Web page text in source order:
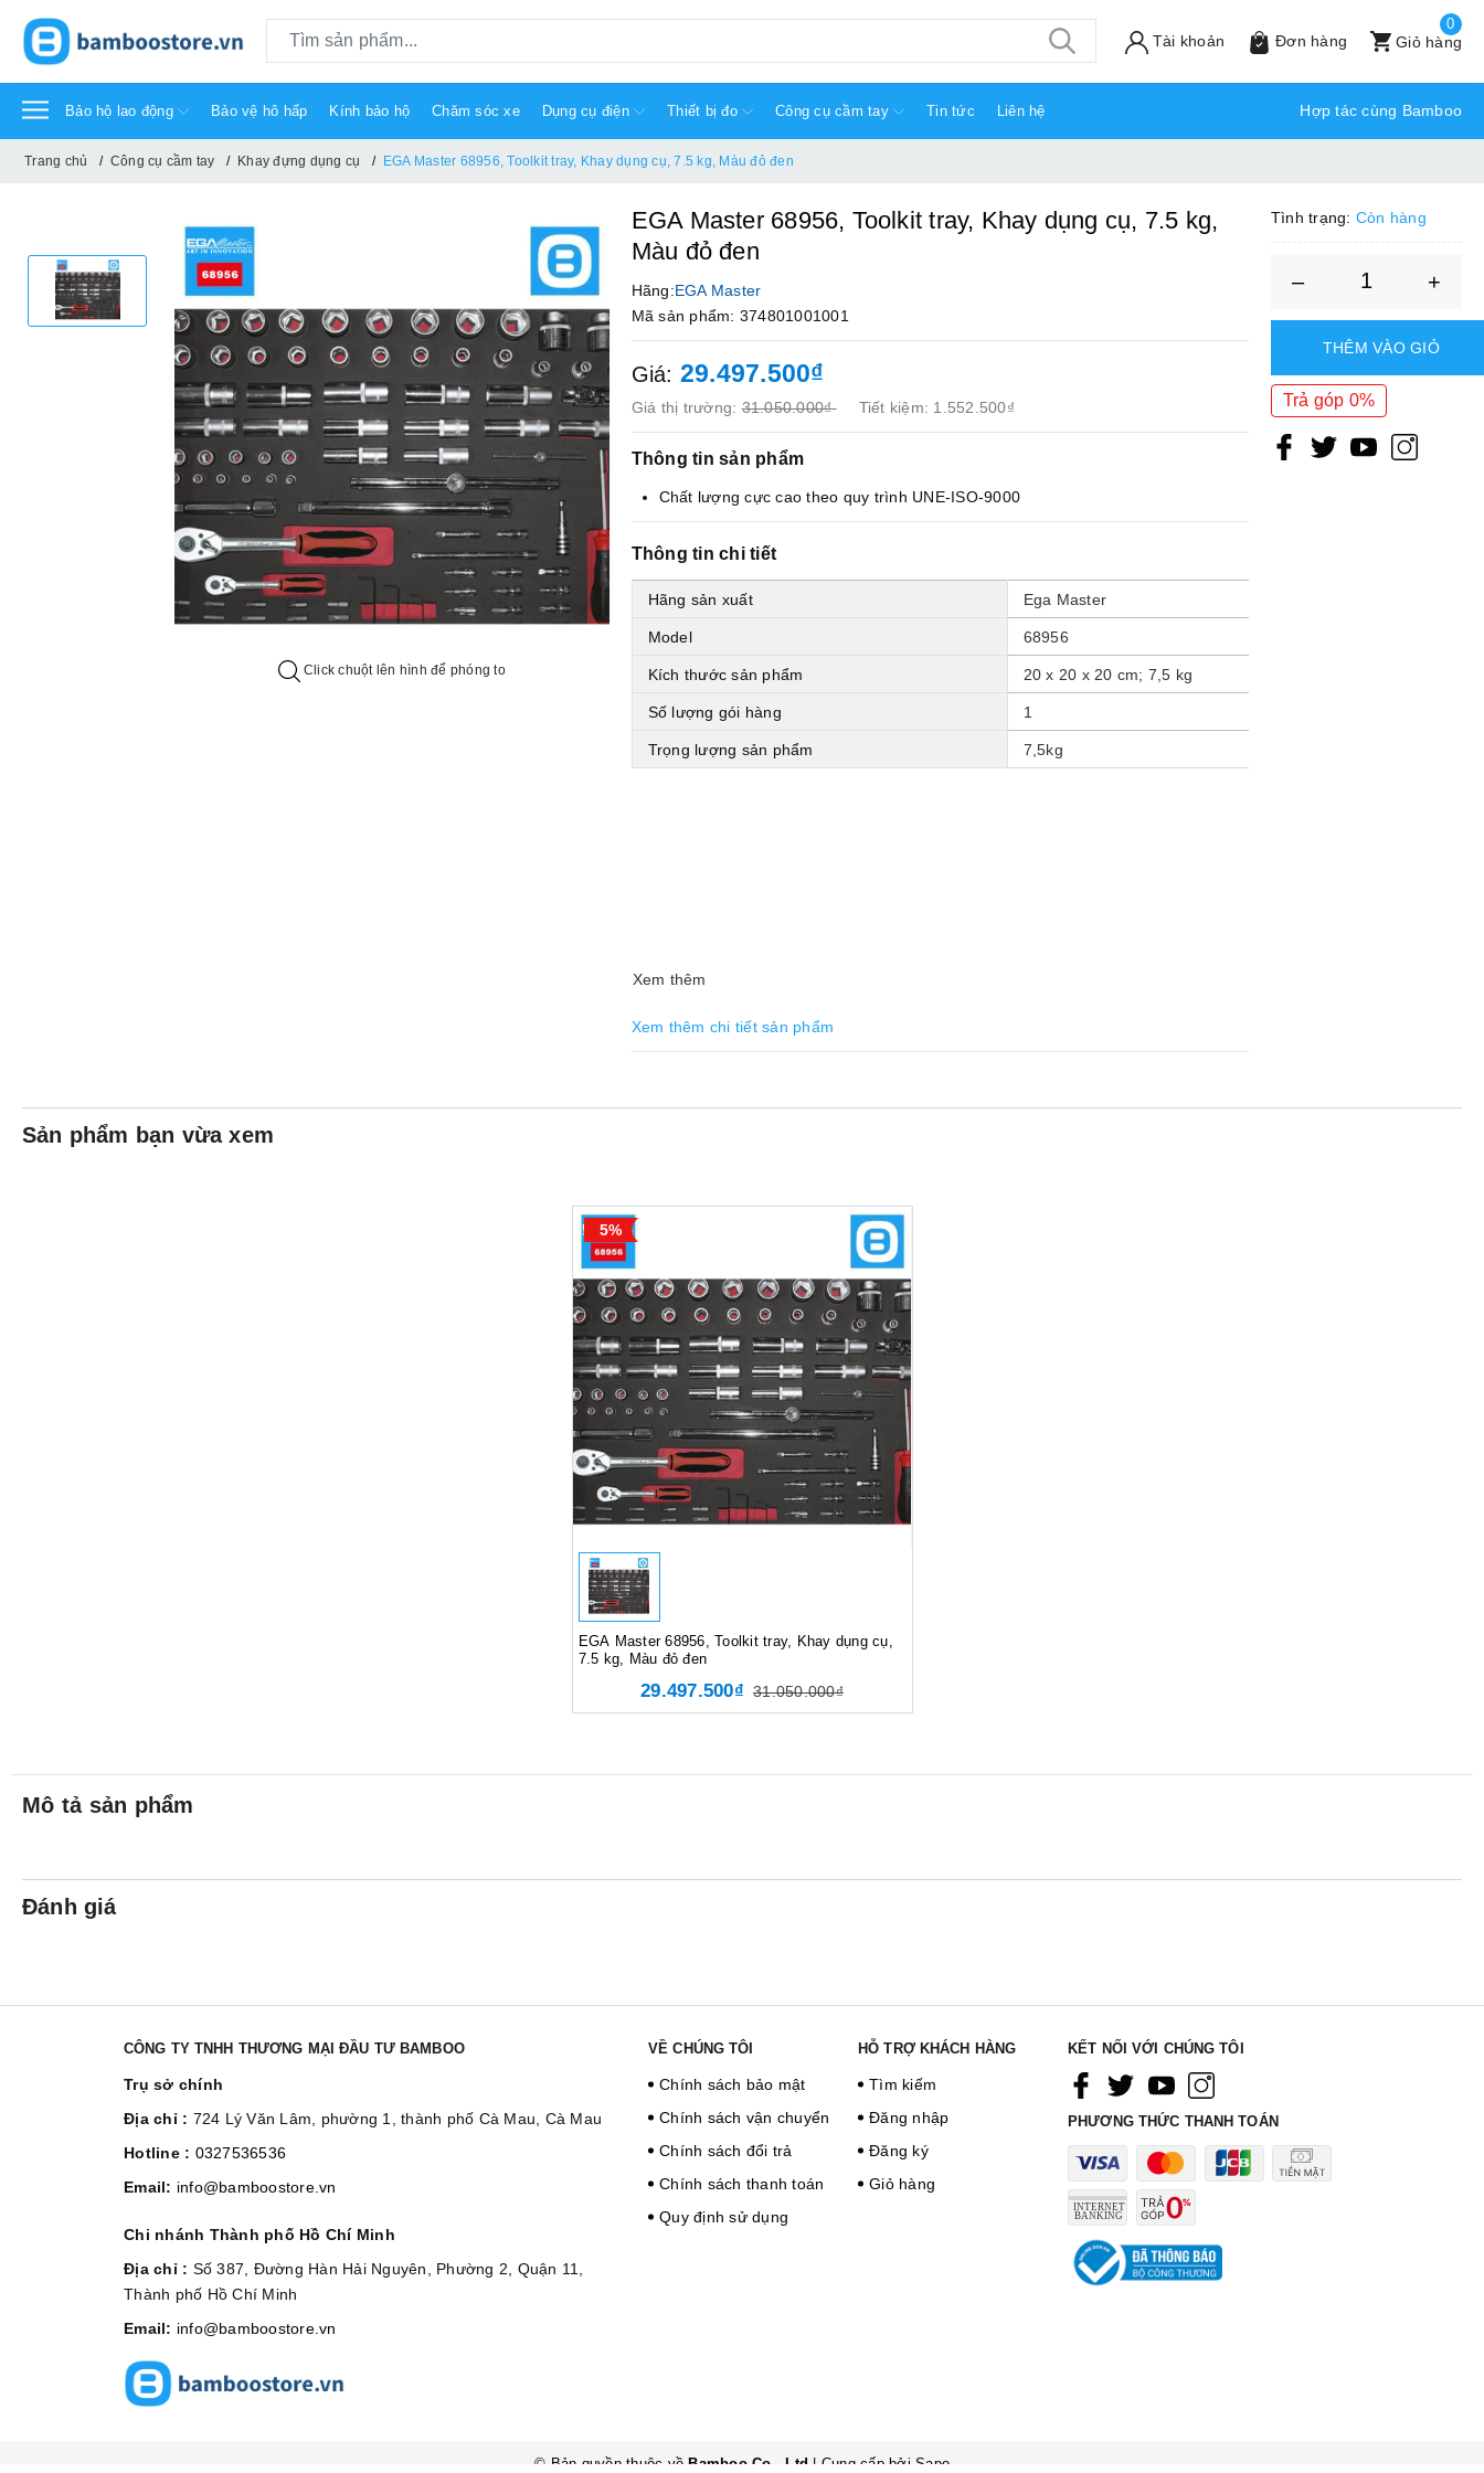
Tài khoản Đơn hàng
0
Giỏ hàng
Bảo hộ lao động Bảo vệ hô hấp Kính bảo hộ Chăm sóc xe Dụng cụ điện Thiết bị đo Công cụ cầm tay Tin tức Liên hệ Hợp tác cùng Bamboo
Trang chủ Công cụ cầm tay Khay đựng dụng cụ EGA Master 68956, Toolkit tray, Khay dụng cụ, 7.5 kg, Màu đỏ đen
Click chuột lên hình để phóng to
EGA Master 68956, Toolkit tray, Khay dụng cụ, 7.5 kg,
Màu đỏ đen
Hãng:EGA Master
Mã sản phẩm: 374801001001
Giá: 29.497.500₫
Giá thị trường:31.050.000₫ Tiết kiệm: 1.552.500₫
Thông tin sản phẩm
Chất lượng cực cao theo quy trình UNE-ISO-9000
Thông tin chi tiết
Hãng sản xuất Ega Master
Model ‎68956
Kích thước sản phẩm 20 x 20 x 20 cm; 7,5 kg
Số lượng gói hàng ‎1
Trọng lượng sản phẩm ‎7,5kg
Xem thêm
Xem thêm chi tiết sản phẩm
Tình trạng: Còn hàng
– +
THÊM VÀO GIỎ
Trả góp 0%
Sản phẩm bạn vừa xem
5%
EGA Master 68956, Toolkit tray, Khay dụng cụ,
7.5 kg, Màu đỏ đen
29.497.500₫ 31.050.000₫
Mô tả sản phẩm
Đánh giá
CÔNG TY TNHH THƯƠNG MẠI ĐẦU TƯ BAMBOO
Trụ sở chính
Địa chỉ : 724 Lý Văn Lâm, phường 1, thành phố Cà Mau, Cà Mau
Hotline : 0327536536
Email: info@bamboostore.vn
Chi nhánh Thành phố Hồ Chí Minh
Địa chỉ : Số 387, Đường Hàn Hải Nguyên, Phường 2, Quận 11,
Thành phố Hồ Chí Minh
Email: info@bamboostore.vn
VỀ CHÚNG TÔI
Chính sách bảo mật
Chính sách vận chuyển
Chính sách đổi trả
Chính sách thanh toán
Quy định sử dụng
HỖ TRỢ KHÁCH HÀNG
Tìm kiếm
Đăng nhập
Đăng ký
Giỏ hàng
KẾT NỐI VỚI CHÚNG TÔI
PHƯƠNG THỨC THANH TOÁN
© Bản quyền thuộc vềBamboo Co., Ltd | Cung cấp bởi Sapo